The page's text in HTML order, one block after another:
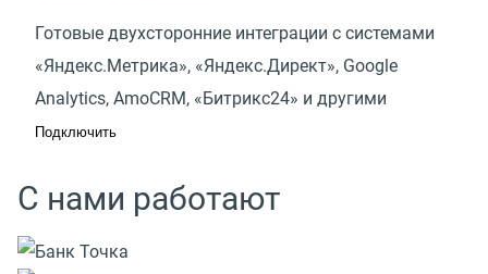
Готовые двухсторонние интеграции с системами
«Яндекс.Метрика», «Яндекс.Директ», Google
Analytics, AmoCRM, «Битрикс24» и другими
Подключить
С нами работают